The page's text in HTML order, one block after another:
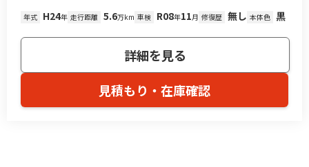
年式 H24年 走行距離 5.6万km 車検 R08年11月 修復歴 無し 本体色 黒
詳細を見る
見積もり・在庫確認